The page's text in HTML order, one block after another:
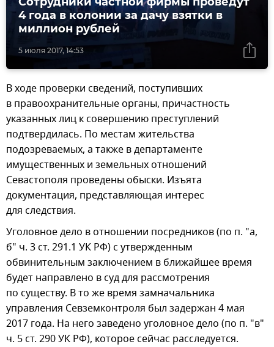
5 июля 2017, 14:53
4 года в колонии за дачу взятки в
миллион рублей
В ходе проверки сведений, поступивших
в правоохранительные органы, причастность
указанных лиц к совершению преступлений
подтвердилась. По местам жительства
подозреваемых, а также в департаменте
имущественных и земельных отношений
Севастополя проведены обыски. Изъята
документация, представляющая интерес
для следствия.
Уголовное дело в отношении посредников (по п. "а,
б" ч. 3 ст. 291.1 УК РФ) с утвержденным
обвинительным заключением в ближайшее время
будет направлено в суд для рассмотрения
по существу. В то же время замначальника
управления Севземконтроля был задержан 4 мая
2017 года. На него заведено уголовное дело (по п. "в"
ч. 5 ст. 290 УК РФ), которое сейчас расследуется.